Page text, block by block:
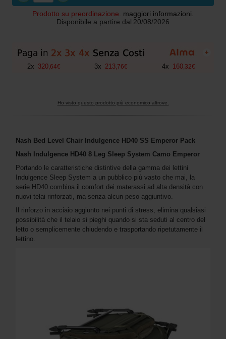
Prodotto su preordinazione. maggiori informazioni.
Disponibile a partire dal 20/08/2026
+
2x 320 64€ 3x 213 76€ 4x 160, 32€
Ho visto questo prodotto più economico altrove.
Nash Bed Level Chair Indulgence HD40 SS Emperor Pack
Nash Indulgence HD40 8 Leg Sleep System Camo Emperor
Portando le caratteristiche distintive della gamma dei lettini
Indulgence Sleep System a un pubblico più vasto che mai, la
serie HD40 combina il comfort dei materassi ad alta densità con
nuovi telai rinforzati, ma senza alcun peso aggiuntivo.
Il rinforzo in acciaio aggiunto nei punti di stress, elimina qualsiasi
possibilità che il telaio si pieghi quando si sta seduti al centro del
letto o semplicemente chiudendo e trasportando ripetutamente il
lettino.